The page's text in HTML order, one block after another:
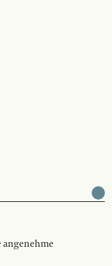
angenehme